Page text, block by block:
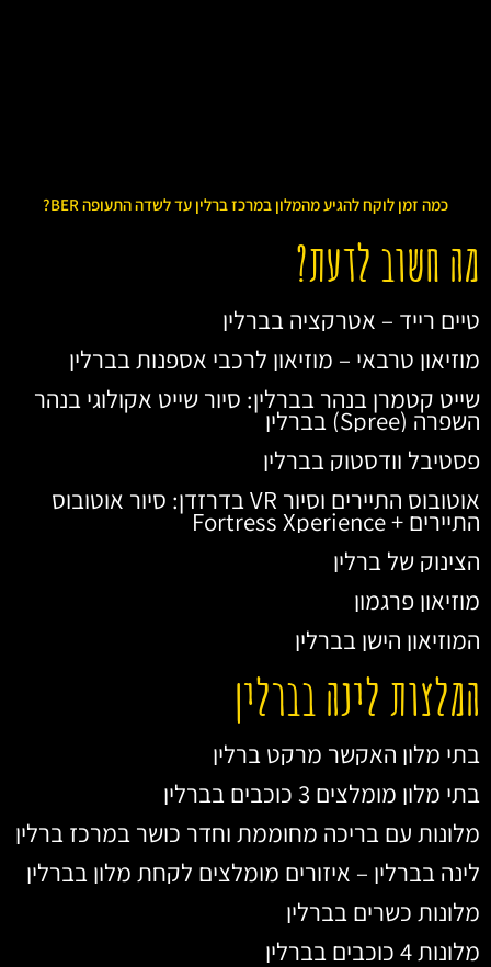
כמה זמן לוקח להגיע מהמלון במרכז ברלין עד לשדה התעופה BER?
מה חשוב לדעת?
טיים רייד – אטרקציה בברלין
מוזיאון טרבאי – מוזיאון לרכבי אספנות בברלין
שייט קטמרן בנהר בברלין: סיור שייט אקולוגי בנהר
השפרה (Spree) בברלין
פסטיבל וודסטוק בברלין
אוטובוס התיירים וסיור VR בדרזדן: סיור אוטובוס
התיירים + Fortress Xperience
הצינוק של ברלין
מוזיאון פרגמון
המוזיאון הישן בברלין
המלצות לינה בברלין
בתי מלון האקשר מרקט ברלין
בתי מלון מומלצים 3 כוכבים בברלין
מלונות עם בריכה מחוממת וחדר כושר במרכז ברלין
לינה בברלין – איזורים מומלצים לקחת מלון בברלין
מלונות כשרים בברלין
מלונות 4 כוכבים בברלין